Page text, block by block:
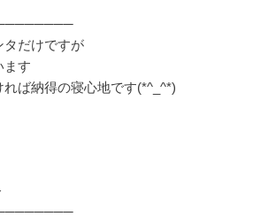
だけですが
す
ば納得の寝心地です(*^_^*)